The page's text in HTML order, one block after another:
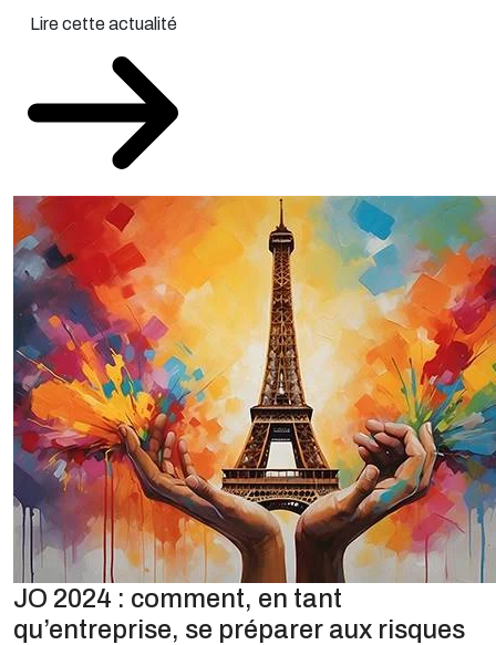
Lire cette actualité
JO 2024 : comment, en tant
qu’entreprise, se préparer aux risques